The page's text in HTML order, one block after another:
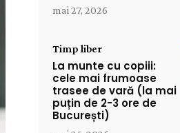
mai 27, 2026
Timp liber
La munte cu copiii:
cele mai frumoase
trasee de vară (la mai
puțin de 2-3 ore de
București)